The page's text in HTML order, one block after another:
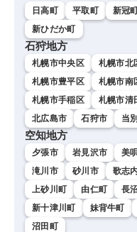
日高町 平取町 新冠
新ひだか町
石狩地方
札幌市中央区 札幌市北
札幌市豊平区
札幌市南
札幌市手稲区
札幌市清
北広島市
石狩市 当
空知地方
夕張市 岩見沢市 美
滝川市
砂川市 歌志
上砂川町
由仁町 長
新十津川町
妹背牛町
沼田町